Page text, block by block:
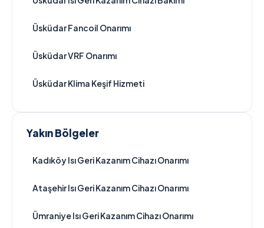
Üsküdar Fancoil Onarımı
Üsküdar VRF Onarımı
Üsküdar Klima Keşif Hizmeti
Yakın Bölgeler
Kadıköy Isı Geri Kazanım Cihazı Onarımı
Ataşehir Isı Geri Kazanım Cihazı Onarımı
Ümraniye Isı Geri Kazanım Cihazı Onarımı